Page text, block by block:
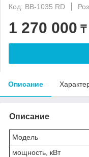
Код: BB-1035 RD
1 270 000 ₸
Описание
Описание
Модель
мощность, кВт